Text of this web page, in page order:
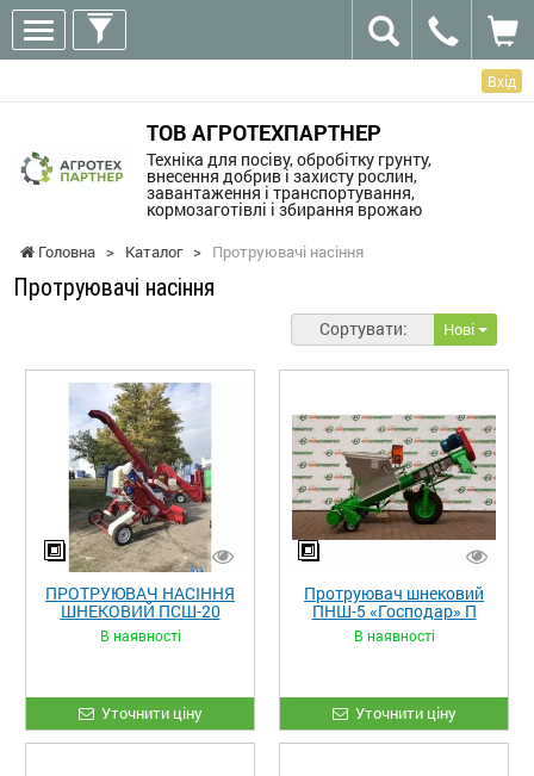
Вхід
ТОВ АГРОТЕХПАРТНЕР
Техніка для посіву, обробітку грунту,
внесення добрив і захисту рослин,
завантаження і транспортування,
кормозаготівлі і збирання врожаю
Головна > Каталог > Протруювачі насіння
Протруювачі насіння
Сортувати: Нові
ПРОТРУЮВАЧ НАСІННЯ
ШНЕКОВИЙ ПСШ-20
В наявності
Уточнити ціну
Протруювач шнековий
ПНШ-5 «Господар» П
В наявності
Уточнити ціну